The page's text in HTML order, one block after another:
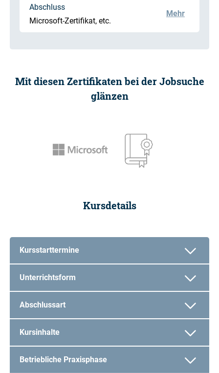
Abschluss
Microsoft-Zertifikat, etc.
Mehr
Mit diesen Zertifikaten bei der Jobsuche
glänzen
Kursdetails
Kursstarttermine
Unterrichtsform
Abschlussart
Kursinhalte
Betriebliche Praxisphase